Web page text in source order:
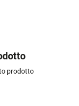
prodotto